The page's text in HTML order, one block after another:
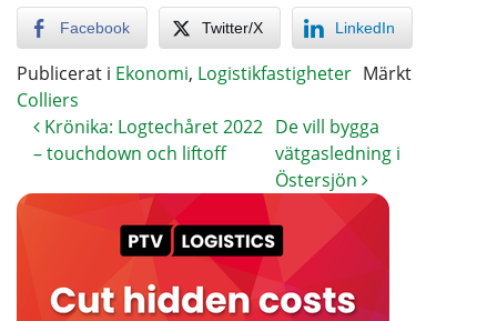
Facebook Twitter/X LinkedIn
Publicerat i Ekonomi, Logistikfastigheter Märkt
Colliers
Krönika: Logtechåret 2022
– touchdown och liftoff
De vill bygga
vätgasledning i
Östersjön